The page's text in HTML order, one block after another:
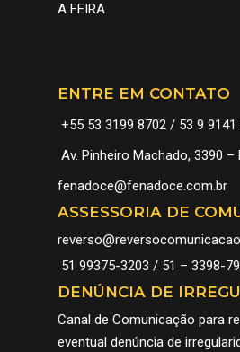
A FEIRA
ENTRE EM CONTATO
+55 53 3199 8702 / 53 9 9141
Av. Pinheiro Machado, 3390 –
fenadoce@fenadoce.com.br
ASSESSORIA DE
51 99375-3203 / 51 – 3398-
DENÚNCIA DE
Canal de Comunicação para
eventual denúncia de